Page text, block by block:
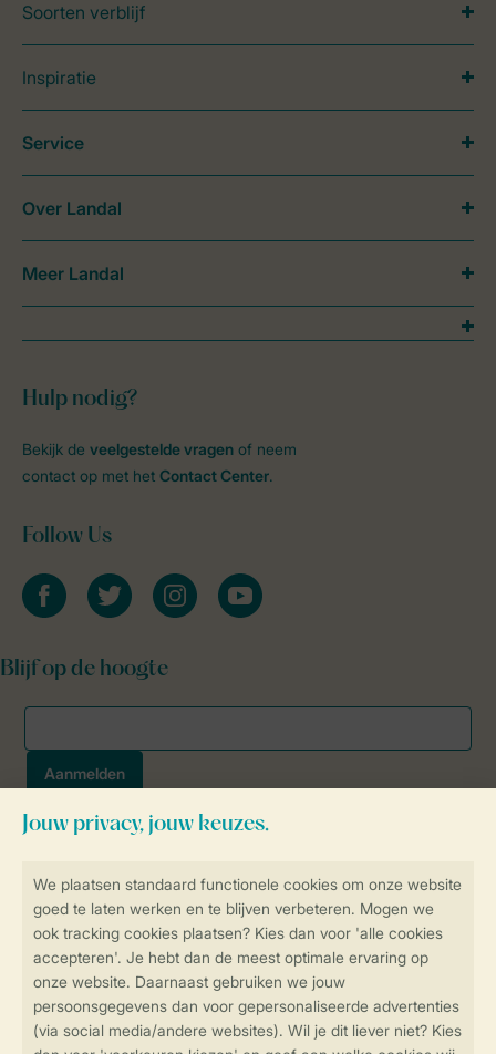
Controle over jouw gegevens &
SSL certificaat
Veilige gegevensoverdracht
Veilige betaling
Soorten verblijf
Inspiratie
Hulp nodig?
Bekijk de veelgestelde vragen of neem
contact op met het Contact Center.
Follow Us
facebooktwitter instagramyoutube
Blijf op de hoogte
Service
Over Landal
Meer Landal